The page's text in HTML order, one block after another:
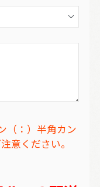
（：）半角カン
意ください。